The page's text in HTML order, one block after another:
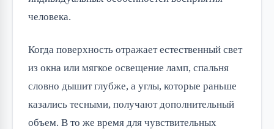
человека.
Когда поверхность отражает естественный свет
из окна или мягкое освещение ламп, спальня
словно дышит глубже, а углы, которые раньше
казались тесными, получают дополнительный
объем. В то же время для чувствительных